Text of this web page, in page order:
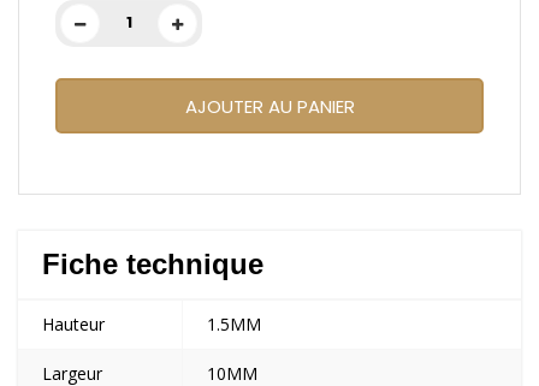
AJOUTER AU PANIER
Fiche technique
Hauteur 1.5MM
Largeur 10MM